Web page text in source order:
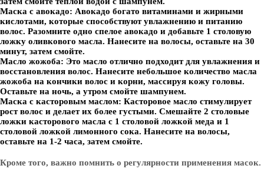
Маска с авокадо: Авокадо богато витаминами и жирными
кислотами, которые способствуют увлажнению и питанию
волос. Разомните одно спелое авокадо и добавьте 1 столовую
ложку оливкового масла. Нанесите на волосы, оставьте на 30
минут, затем смойте.
Масло жожоба: Это масло отлично подходит для увлажнения и
восстановления волос. Нанесите небольшое количество масла
жожоба на кончики волос и корни, массируя кожу головы.
Оставьте на ночь, а утром смойте шампунем.
Маска с касторовым маслом: Касторовое масло стимулирует
рост волос и делает их более густыми. Смешайте 2 столовые
ложки касторового масла с 1 столовой ложкой меда и 1
столовой ложкой лимонного сока. Нанесите на волосы,
оставьте на 1-2 часа, затем смойте.
Кроме того, важно помнить о регулярности применения масок.